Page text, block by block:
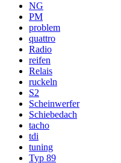
NG
PM
problem
quattro
Radio
reifen
Relais
ruckeln
S2
Scheinwerfer
Schiebedach
tacho
tdi
tuning
Typ 89